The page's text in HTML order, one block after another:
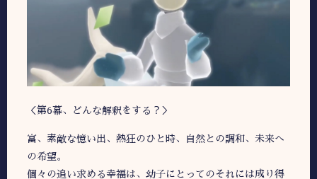
＜第6幕、どんな解釈をする？＞
富、素敵な憶い出、熱狂のひと時、自然との調和、未来へ
の希望。
個々の追い求める幸福は、幼子にとってのそれには成り得